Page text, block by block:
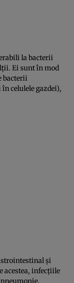
la bacterii
Ei sunt în mod
bacterii
celulele gazdei),
și
acestea, infecțiile
pneumonie,